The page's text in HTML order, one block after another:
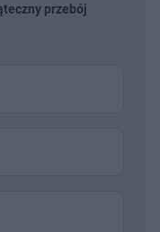
przebój